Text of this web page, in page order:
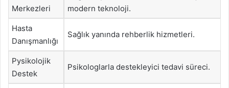
Merkezleri
modern teknoloji.
Hasta
Danışmanlığı
Sağlık yanında rehberlik hizmetleri.
Pysikolojik
Destek
Psikologlarla destekleyici tedavi süreci.